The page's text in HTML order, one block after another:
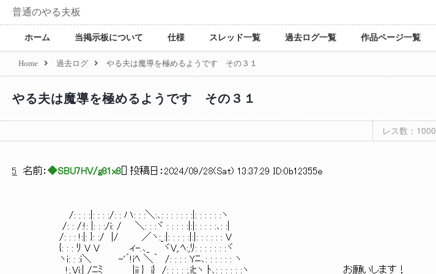
普通のやる夫板
ホーム 当掲示板について 仕様 スレッド一覧 過去ログ一覧 作品ページ一覧
Home 過去ログ やる夫は魔導を極めるようです その３１
やる夫は魔導を極めるようです その３１
レス数：1000
5 名前： ◆SBU7HV/g81x8 ] 投稿日： 2024/09/28(Sat) 13:37:29 ID:0b12355e
/: : : :|: : : :/: : ハ: : :＼:､: : : : : : :|: : : : : :ヽ
/: : /:!: |: : :/i: / ＼: : :ヾ : : : : :|:|: : : : :､: :|
/: : : !:|: }: :/ |/ ／ヽ:_:|: : : : :|:|: : : : : : V
{: : : ﾘ V V ィ-.､_ ヾV,.ﾍ:,ﾘ: : : : : : :ヾ
ヽi: : :i＼ -'´!iﾍ ＼｀ /: : : : Yﾆ､: : : : : : ヽ
!:.Vi:| /ﾆﾐ |ii } i} /: : : : :.iﾋヽ ﾄ､: : : : : :ヽ お願いします！